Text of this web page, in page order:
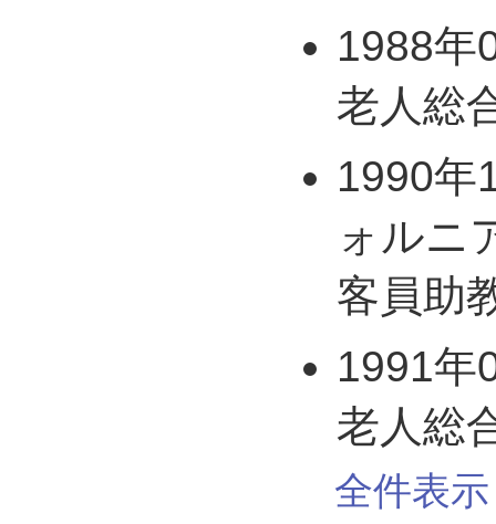
1988年
老人総
1990年
ォルニ
客員助
1991年
老人総
全件表